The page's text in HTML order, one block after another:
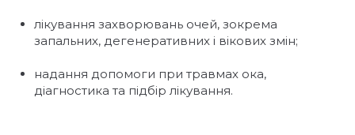
лікування захворювань очей, зокрема
запальних, дегенеративних і вікових змін;
надання допомоги при травмах ока,
діагностика та підбір лікування.